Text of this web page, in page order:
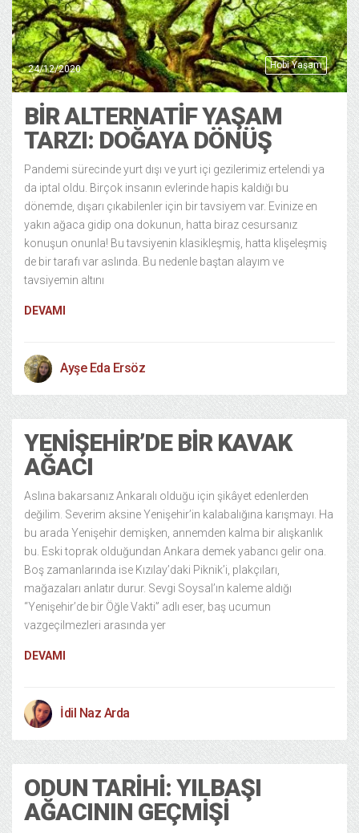
Hobi Yaşam
24/12/2020
BIR ALTERNATIF YAŞAM
TARZI: DOĞAYA DÖNÜŞ
Pandemi sürecinde yurt dışı ve yurt içi gezilerimiz ertelendi ya
da iptal oldu. Birçok insanın evlerinde hapis kaldığı bu
dönemde, dışarı çıkabilenler için bir tavsiyem var. Evinize en
yakın ağaca gidip ona dokunun, hatta biraz cesursanız
konuşun onunla! Bu tavsiyenin klasikleşmiş, hatta klişeleşmiş
de bir tarafı var aslında. Bu nedenle baştan alayım ve
tavsiyemin altını
DEVAMI
Ayşe Eda Ersöz
YENIŞEHIR’DE BIR KAVAK
AĞACI
Aslına bakarsanız Ankaralı olduğu için şikâyet edenlerden
değilim. Severim aksine Yenişehir’in kalabalığına karışmayı. Ha
bu arada Yenişehir demişken, annemden kalma bir alışkanlık
bu. Eski toprak olduğundan Ankara demek yabancı gelir ona.
Boş zamanlarında ise Kızılay’daki Piknik’i, plakçıları,
mağazaları anlatır durur. Sevgi Soysal’ın kaleme aldığı
“Yenişehir’de bir Öğle Vakti” adlı eser, baş ucumun
vazgeçilmezleri arasında yer
DEVAMI
İdil Naz Arda
ODUN TARIHI: YILBAŞI
AĞACININ GEÇMIŞI